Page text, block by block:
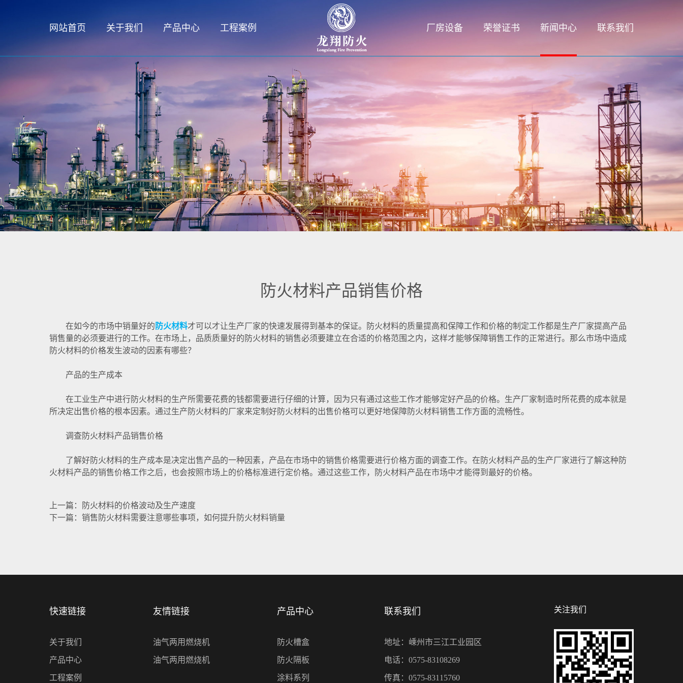
网站首页 关于我们 产品中心 工程案例 厂房设备 荣誉证书 新闻中心 联系我们
防火材料产品销售价格
在如今的市场中销量好的 防火材料才可以才让生产厂家的快速发展得到基本的保证。防火材料的质量提高和保障工作和价格的制定工作都是生产厂家提高产品
销售量的必须要进行的工作。在市场上，品质质量好的防火材料的销售必须要建立在合适的价格范围之内，这样才能够保障销售工作的正常进行。那么市场中造成
防火材料的价格发生波动的因素有哪些？
产品的生产成本
在工业生产中进行防火材料的生产所需要花费的钱都需要进行仔细的计算，因为只有通过这些工作才能够定好产品的价格。生产厂家制造时所花费的成本就是
所决定出售价格的根本因素。通过生产防火材料的厂家来定制好防火材料的出售价格可以更好地保障防火材料销售工作方面的流畅性。
调查防火材料产品销售价格
了解好防火材料的生产成本是决定出售产品的一种因素，产品在市场中的销售价格需要进行价格方面的调查工作。在防火材料产品的生产厂家进行了解这种防
火材料产品的销售价格工作之后，也会按照市场上的价格标准进行定价格。通过这些工作，防火材料产品在市场中才能得到最好的价格。
上一篇：防火材料的价格波动及生产速度
下一篇：销售防火材料需要注意哪些事项，如何提升防火材料销量
快速链接
关于我们
产品中心
工程案例
友情链接
油气两用燃烧机
油气两用燃烧机
产品中心
防火槽盒
防火隔板
涂料系列
联系我们
地址：嵊州市三江工业园区
电话：0575-83108269
传真：0575-83115760
关注我们